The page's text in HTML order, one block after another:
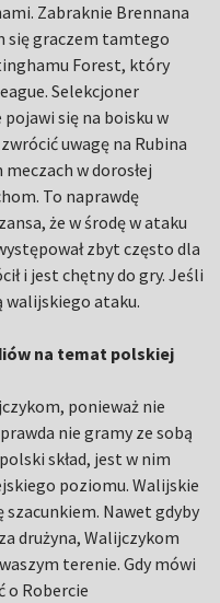
Zabraknie Brennana
się graczem tamtego
Forest, który
Selekcjoner
się na boisku w
uwagę na Rubina
w dorosłej
To naprawdę
że w środę w ataku
zbyt często dla
i jest chętny do gry. Jeśli
ataku.
na temat polskiej
ponieważ nie
nie gramy ze sobą
skład, jest w nim
poziomu. Walijskie
szacunkiem. Nawet gdyby
drużyna, Walijczykom
terenie. Gdy mówi
o Robercie